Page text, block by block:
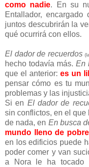
como nadie. En su
Entallador,
juntos descubrirán la
qué ocurrirá con ellos.
El dador de recuerdos
hecho todavía más. En
que el anterior: es un
pensar cómo es tu
problemas y las
Si en El dador de
sin conflictos, en el
de nada, en En busca
mundo lleno de
en los edificios puede
poder comer y van
a Nora le ha tocado